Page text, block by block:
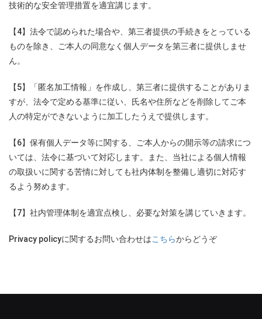
技術的な安全管理措置を適宜講じます。
【4】法令で認められた場合や、第三者提供の手続きをとっている
ものを除き、ご本人の同意なく個人データを第三者に提供しませ
ん。
【5】「匿名加工情報」を作成し、第三者に提供することがありま
すが、法令で定める基準に従い、氏名や住所などを削除してご本
人の特定ができないように加工したうえで提供します。
【6】保有個人データ等に関する、ご本人からの開示等の請求につ
いては、法令に基づいて対応します。また、当社による個人情報
の取扱いに関する苦情に対しても社内体制を整備し適切に対応す
るよう努めます。
【7】社内管理体制を適宜点検し、必要な対策を講じていきます。
Privacy policyに関するお問い合わせはこちらからどうぞ